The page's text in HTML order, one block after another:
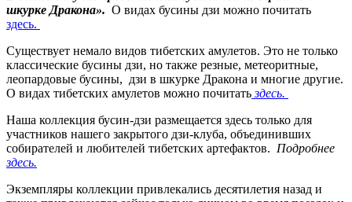
шкурке Дракона». О видах бусины дзи можно почитать
здесь.
Существует немало видов тибетских амулетов. Это не только
классические бусины дзи, но также резные, метеоритные,
леопардовые бусины, дзи в шкурке Дракона и многие другие.
О видах тибетских амулетов можно почитатьздесь.
Наша коллекция бусин-дзи размещается здесь только для
участников нашего закрытого дзи-клуба, объединивших
собирателей и любителей тибетских артефактов. Подробнее
здесь.
Экземпляры коллекции привлекались десятилетия назад и